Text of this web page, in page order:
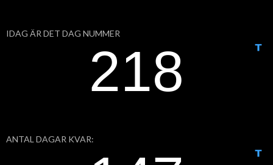
IDAG ÄR DET DAG NUMMER
ANTAL DAGAR KVAR: